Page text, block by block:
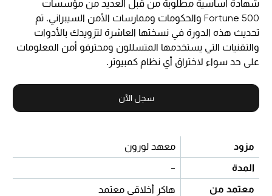
شهادة أساسية مطلوبة من قبل العديد من مؤسسات
Fortune 500 والحكومات وممارسات الأمن السيبراني. تم
تحديث هذه الدورة في نسختها العاشرة لتزويدك بالأدوات
والتقنيات التي يستخدمها المتسللون ومحترفو أمن المعلومات
على حد سواء لاختراق أي نظام كمبيوتر.
سجل الآن
مزود
معهد لورون
المدة
-
معتمد من
هاكر أخلاقي معتمد